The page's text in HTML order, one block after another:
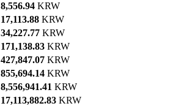
8,556.94 KRW
17,113.88 KRW
34,227.77 KRW
171,138.83 KRW
427,847.07 KRW
855,694.14 KRW
8,556,941.41 KRW
17,113,882.83 KRW